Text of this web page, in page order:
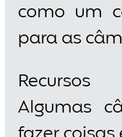
como um
para as
Algumas